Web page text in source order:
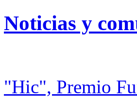
Noticias y
"Hic", Premio